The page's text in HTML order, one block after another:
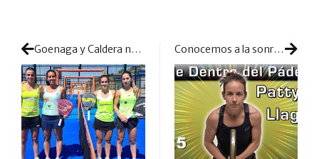
Goenaga y Caldera no levantan el pie del acelerador y se cuelan en semis Conocemos a la sonrisa eterna de Patty Llaguno y nos colamos en sus entrenamientos